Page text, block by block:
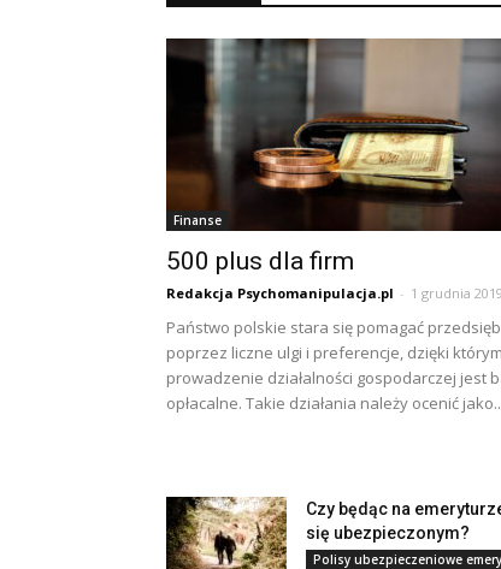
Finanse
500 plus dla firm
Redakcja Psychomanipulacja.pl - 1 grudnia 2019
Państwo polskie stara się pomagać
poprzez liczne ulgi i preferencje, dzięki którym
prowadzenie działalności gospodarczej jest
opłacalne. Takie działania należy ocenić
Czy będąc na
się ubezpieczonym?
Polisy ubezpieczeniowe